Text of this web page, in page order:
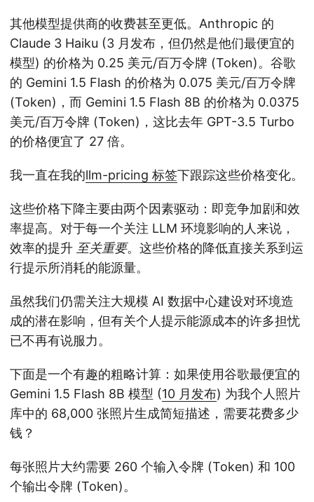
其他模型提供商的收费甚至更低。Anthropic 的
Claude 3 Haiku (3 月发布，但仍然是他们最便宜的
模型) 的价格为 0.25 美元/百万令牌 (Token)。谷歌
的 Gemini 1.5 Flash 的价格为 0.075 美元/百万令牌
(Token)，而 Gemini 1.5 Flash 8B 的价格为 0.0375
美元/百万令牌 (Token)，这比去年 GPT-3.5 Turbo
的价格便宜了 27 倍。
我一直在我的llm-pricing 标签下跟踪这些价格变化。
这些价格下降主要由两个因素驱动：即竞争加剧和效
率提高。对于每一个关注 LLM 环境影响的人来说，
效率的提升 至关重要。这些价格的降低直接关系到运
行提示所消耗的能源量。
虽然我们仍需关注大规模 AI 数据中心建设对环境造
成的潜在影响，但有关个人提示能源成本的许多担忧
已不再有说服力。
下面是一个有趣的粗略计算：如果使用谷歌最便宜的
Gemini 1.5 Flash 8B 模型 (10 月发布) 为我个人照片
库中的 68,000 张照片生成简短描述，需要花费多少
钱？
每张照片大约需要 260 个输入令牌 (Token) 和 100
个输出令牌 (Token)。